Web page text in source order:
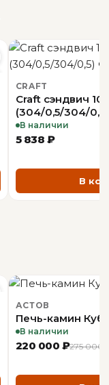
CRAFT
Craft сэндвич
(304/0,5/304/
В наличии
5 838 ₽
В
АСТОВ
Печь-камин Куб
В наличии
220 000 ₽275 000